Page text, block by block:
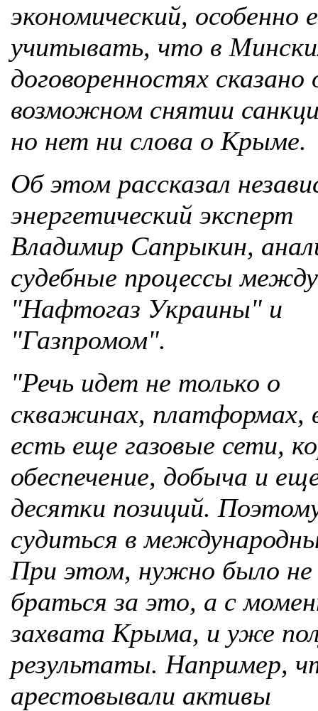
экономический, особенно
учитывать, что в
договоренностях сказано
возможном снятии
но нет ни слова о Крыме.
Об этом рассказал
энергетический эксперт
Владимир Сапрыкин,
судебные процессы
"Нафтогаз Украины" и
"Газпромом".
"Речь идет не только о
скважинах, платформах,
есть еще газовые сети,
обеспечение, добыча и
десятки позиций.
судиться в
При этом, нужно было не
браться за это, а с
захвата Крыма, и уже
результаты. Например,
арестовывали активы